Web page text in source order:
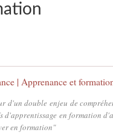
| Apprenance et
d'un double enjeu de
en formation
en formation"